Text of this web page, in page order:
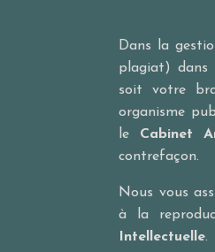
Dans la
plagiat) dans
soit votre
organisme
le Cabinet
contrefaçon.
Nous vous
à la
Intellectuelle.